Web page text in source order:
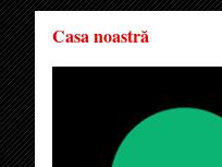
Casa noastră